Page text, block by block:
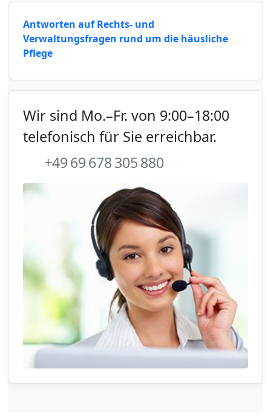
Antworten auf Rechts- und
Verwaltungsfragen rund um die häusliche
Pflege
Wir sind Mo.–Fr. von 9:00–18:00
telefonisch für Sie erreichbar.
+49 69 678 305 880